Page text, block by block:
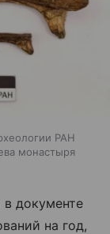
РАН
монастыря
документе
на год,